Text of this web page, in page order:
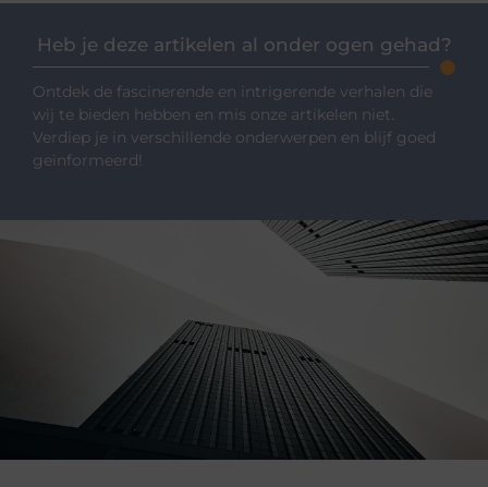
Heb je deze artikelen al onder ogen gehad?
Ontdek de fascinerende en intrigerende verhalen die
wij te bieden hebben en mis onze artikelen niet.
Verdiep je in verschillende onderwerpen en blijf goed
geïnformeerd!